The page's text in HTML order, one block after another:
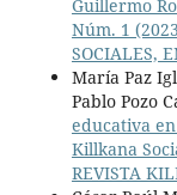
Guillermo
Núm. 1
SOCIALES,
María Paz
Pablo Pozo
educativa
Killkana
REVISTA